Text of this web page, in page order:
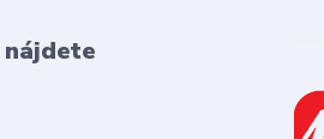
nájdete